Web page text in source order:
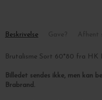
Beskrivelse
Brutalisme Sort 60*80 fra HK
Billedet sendes ikke, men kan
Brabrand.